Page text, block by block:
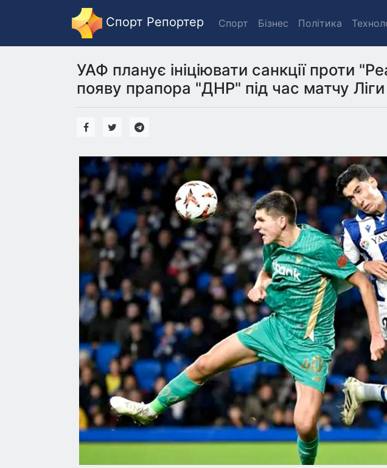
Спорт Репортер Спорт Бізнес Політика
УАФ планує ініціювати санкції проти
появу прапора "ДНР" під час матчу